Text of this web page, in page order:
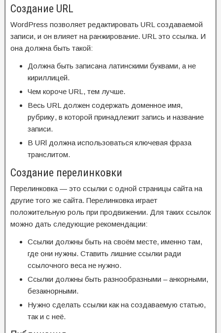
Создание URL
WordPress позволяет редактировать URL создаваемой
записи, и он влияет на ранжирование. URL это ссылка. И
она должна быть такой:
Должна быть записана латинскими буквами, а не
кириллицей.
Чем короче URL, тем лучше.
Весь URL должен содержать доменное имя,
рубрику, в которой принадлежит запись и название
записи.
В URl должна использоваться ключевая фраза
транслитом.
Создание перелинковки
Перелинковка — это ссылки с одной страницы сайта на
другие того же сайта. Перелинковка играет
положительную роль при продвижении. Для таких ссылок
можно дать следующие рекомендации:
Ссылки должны быть на своём месте, именно там,
где они нужны. Ставить лишние ссылки ради
ссылочного веса не нужно.
Ссылки должны быть разнообразными – анкорными,
безакнорными.
Нужно сделать ссылки как на создаваемую статью,
так и с неё.